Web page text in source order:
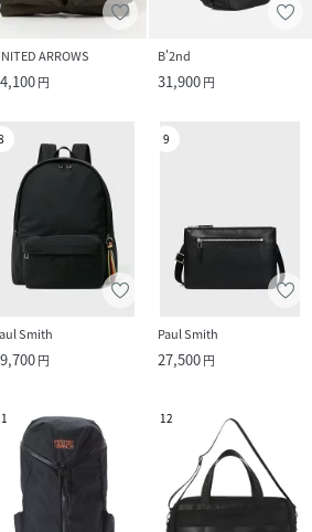
ARROWS
円
B'2nd
31,900円
Smith
円
9
Paul Smith
27,500円
12